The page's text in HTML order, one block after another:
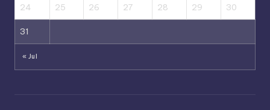
24 25 26 27 28 29 30
31
« Jul